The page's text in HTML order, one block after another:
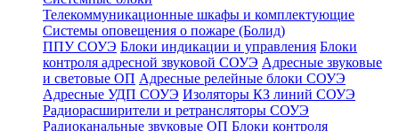
Телекоммуникационные шкафы и комплектующие
Системы оповещения о пожаре (Болид)
ППУ СОУЭ Блоки индикации и управления Блоки
контроля адресной звуковой СОУЭ Адресные звуковые
и световые ОП Адресные релейные блоки СОУЭ
Адресные УДП СОУЭ Изоляторы КЗ линий СОУЭ
Радиорасширители и ретрансляторы СОУЭ
Радиоканальные звуковые ОП Блоки контроля